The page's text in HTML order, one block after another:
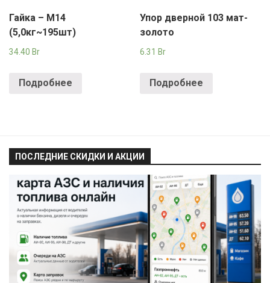
Гайка – М14
(5,0кг~195шт)
34.40 Br
Подробнее
Упор дверной 103 мат-
золото
6.31 Br
Подробнее
ПОСЛЕДНИЕ СКИДКИ И АКЦИИ